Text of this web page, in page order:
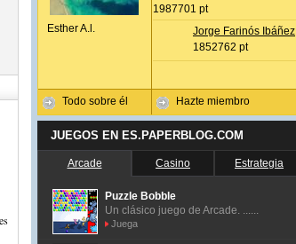
Esther A.l.
Todo sobre él
1987701 pt
Jorge Farinós Ibáñez
1852762 pt
Hazte miembro
JUEGOS EN ES.PAPERBLOG.COM
Arcade Casino Estrategia
Puzzle Bobble
Un clásico juego de Arcade. ......
Juega